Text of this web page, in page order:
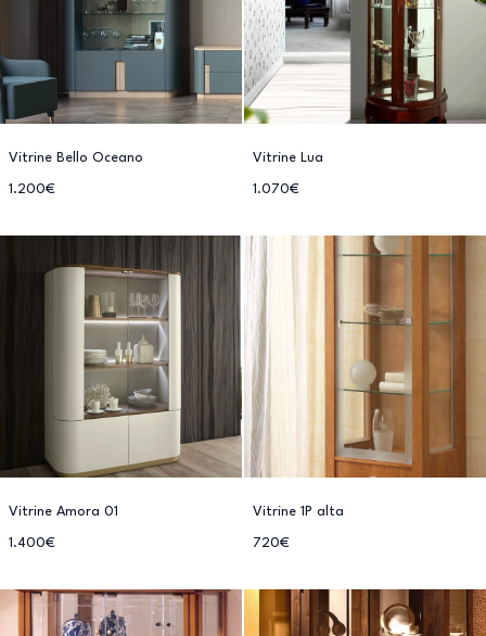
Vitrine Bello Oceano
1.200€
Vitrine Lua
1.070€
Vitrine Amora 01
1.400€
Vitrine 1P alta
720€